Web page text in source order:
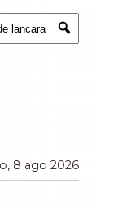
Submit
8 ago 2026